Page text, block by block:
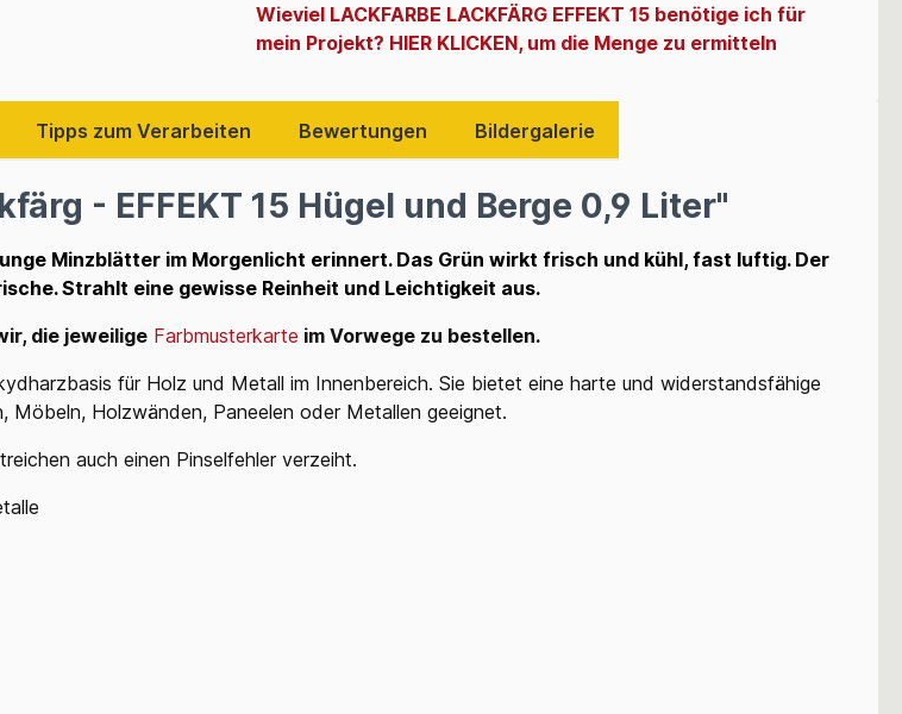
Wieviel LACKFARBE LACKFÄRG EFFEKT 15 benötige ich für
mein Projekt? HIER KLICKEN, um die Menge zu ermitteln
Tipps zum Verarbeiten Bewertungen Bildergalerie
- EFFEKT 15 Hügel und Berge 0,9 Liter"
Minzblätter im Morgenlicht erinnert. Das Grün wirkt frisch und kühl, fast luftig. Der
Strahlt eine gewisse Reinheit und Leichtigkeit aus.
die jeweilige Farbmusterkarte im Vorwege zu bestellen.
für Holz und Metall im Innenbereich. Sie bietet eine harte und widerstandsfähige
Holzwänden, Paneelen oder Metallen geeignet.
auch einen Pinselfehler verzeiht.